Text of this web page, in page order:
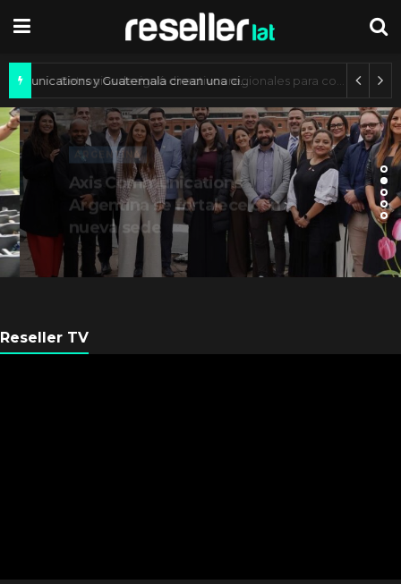
Axis Communications y Guatemala crean una ciudad inteligente
ARGENTINA
Axis Communications
Argentina se fortalece con
nueva sede
Reseller TV